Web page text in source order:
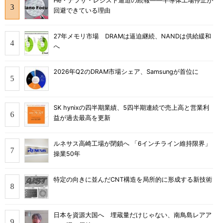
回避できている理由
27年メモリ市場 DRAMは逼迫継続、NANDは供給緩和
へ
2026年Q2のDRAM市場シェア、Samsungが首位に
SK hynixの四半期業績、5四半期連続で売上高と営業利
益が過去最高を更新
ルネサス高崎工場が閉鎖へ 「6インチライン維持限界」
操業50年
特定の向きに並んだCNT構造を局所的に形成する新技術
日本を資源大国へ 埋蔵量だけじゃない、南鳥島レアア